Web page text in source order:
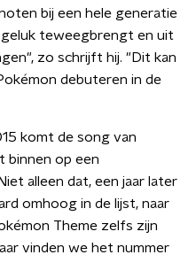
bij een hele generatie
teweegbrengt en uit
zo schrijft hij. "Dit kan
debuteren in de
komt de song van
binnen op een
alleen dat, een jaar later
omhoog in de lijst, naar
Theme zelfs zijn
vinden we het nummer